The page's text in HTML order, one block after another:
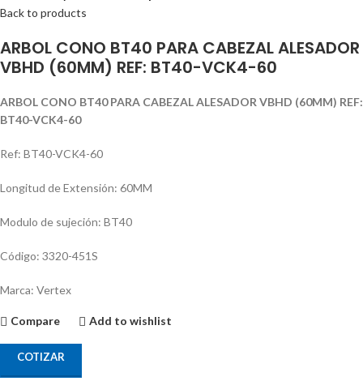
Back to products
ARBOL CONO BT40 PARA CABEZAL ALESADOR
VBHD (60MM) REF: BT40-VCK4-60
ARBOL CONO BT40 PARA CABEZAL ALESADOR VBHD (60MM) REF:
BT40-VCK4-60
Ref: BT40-VCK4-60
Longitud de Extensión: 60MM
Modulo de sujeción: BT40
Código: 3320-451S
Marca: Vertex
Compare Add to wishlist
COTIZAR